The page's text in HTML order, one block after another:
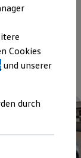
Cookies
und unserer
durch